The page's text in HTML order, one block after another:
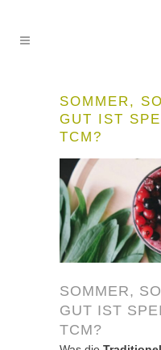
SOMMER,
GUT IST
TCM?
SOMMER,
GUT IST
TCM?